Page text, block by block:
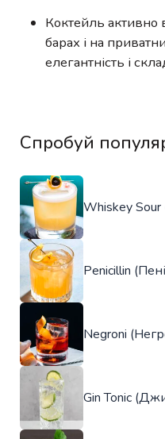
Коктейль активно
барах і на
елегантність і
Спробуй
Whiskey Sour
Penicillin
Negroni
Gin Tonic